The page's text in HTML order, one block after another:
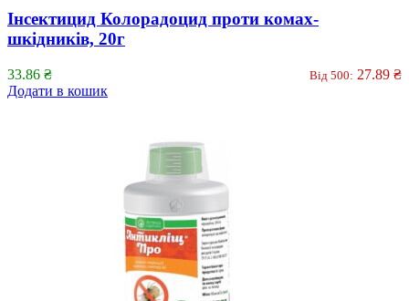
Інсектицид Колорадоцид проти комах-
шкідників, 20г
33.86 ₴ Від 500: 27.89 ₴
Додати в кошик